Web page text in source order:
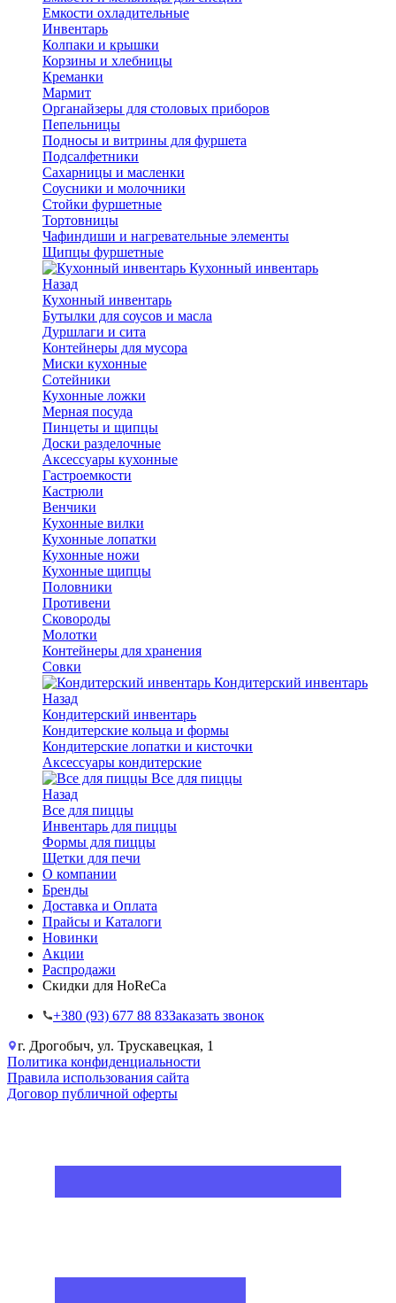
Емкости охладительные
Инвентарь
Колпаки и крышки
Корзины и хлебницы
Креманки
Мармит
Органайзеры для столовых приборов
Пепельницы
Подносы и витрины для фуршета
Подсалфетники
Сахарницы и масленки
Соусники и молочники
Стойки фуршетные
Тортовницы
Чафиндиши и нагревательные элементы
Щипцы фуршетные
Кухонный инвентарь
Назад
Кухонный инвентарь
Бутылки для соусов и масла
Дуршлаги и сита
Контейнеры для мусора
Миски кухонные
Сотейники
Кухонные ложки
Мерная посуда
Пинцеты и щипцы
Доски разделочные
Аксессуары кухонные
Гастроемкости
Кастрюли
Венчики
Кухонные вилки
Кухонные лопатки
Кухонные ножи
Кухонные щипцы
Половники
Противени
Сковороды
Молотки
Контейнеры для хранения
Совки
Кондитерский инвентарь
Назад
Кондитерский инвентарь
Кондитерские кольца и формы
Кондитерские лопатки и кисточки
Аксессуары кондитерские
Все для пиццы
Назад
Все для пиццы
Инвентарь для пиццы
Формы для пиццы
Щетки для печи
О компании
Бренды
Доставка и Оплата
Прайсы и Каталоги
Новинки
Акции
Распродажи
Скидки для HoReCa
+38‎0 (93) 677 88 83Заказать звонок
г. Дрогобыч, ул. Трускавецкая, 1
Политика конфиденциальности
Правила использования сайта
Договор публичной оферты